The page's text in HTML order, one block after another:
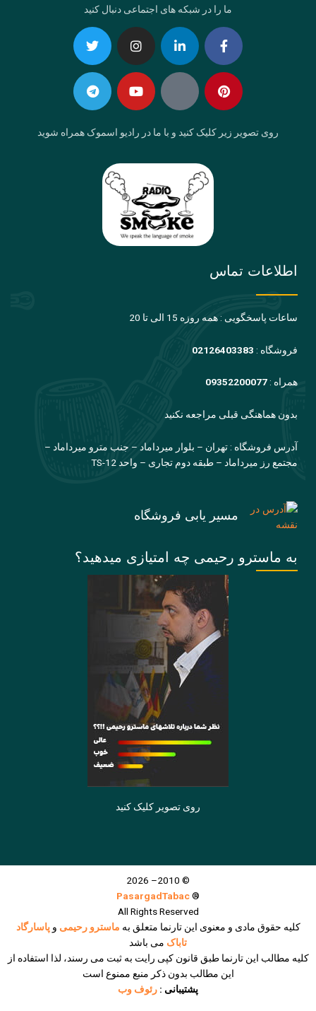
ما را در شبکه های اجتماعی دنبال کنید
Facebook-
f
Linkedin-
in
Instagram
Twitter Pinterest
Eaparat
Youtube
Telegram
روی تصویر زیر کلیک کنید و با ما در رادیو اسموک همراه شوید
اطلاعات تماس
ساعات پاسخگویی : همه روزه 15 الی تا 20
فروشگاه : 02126403383
همراه : 09352200077
بدون هماهنگی قبلی مراجعه نکنید
آدرس فروشگاه : تهران – بلوار میرداماد – جنب مترو میرداماد –
مجتمع رز میرداماد – طبقه دوم تجاری – واحد TS-12
مسیر یابی فروشگاه
به ماسترو رحیمی چه امتیازی میدهید؟
روی تصویر کلیک کنید
© 2010– 2026
®
PasargadTabac
All Rights Reserved
كليه حقوق مادی و معنوی اين تارنما متعلق به ماسترو رحیمی وپاسارگاد
تاباک می باشد
کلیه مطالب این تارنما طبق قانون کپی رایت به ثبت می رسند، لذا استفاده از
این مطالب بدون ذکر منبع ممنوع است
پشتیبانی : رئوف وب